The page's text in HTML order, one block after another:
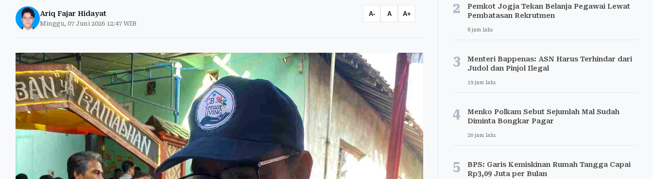
Ariq Fajar Hidayat
Minggu, 07 Juni 2026 12:47 WIB
A- A A+ 2
Pemkot Jogja Tekan Belanja Pegawai Lewat
Pembatasan Rekrutmen
8 jam lalu
3
Menteri Bappenas: ASN Harus Terhindar dari
Judol dan Pinjol Ilegal
19 jam lalu
4
Menko Polkam Sebut Sejumlah Mal Sudah
Diminta Bongkar Pagar
20 jam lalu
5
BPS: Garis Kemiskinan Rumah Tangga Capai
Rp3,09 Juta per Bulan